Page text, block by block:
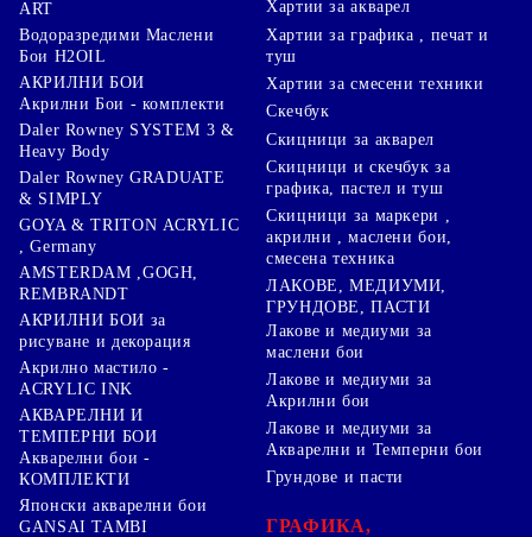
ART
Водоразредими Маслени
Бои H2OIL
АКРИЛНИ БОИ
Акрилни Бои - комплекти
Daler Rowney SYSTEM 3 &
Heavy Body
Daler Rowney GRADUATE
& SIMPLY
GOYA & TRITON АCRYLIC
, Germany
AMSTERDAM ,GOGH,
REMBRANDT
АКРИЛНИ БОИ за
рисуване и декорация
Акрилно мастило -
ACRYLIC INK
АКВАРЕЛНИ И
ТЕМПЕРНИ БОИ
Акварелни бои -
КОМПЛЕКТИ
Японски акварелни бои
GANSAI TAMBI
Хартии за акварел
Хартии за графика , печат и
туш
Хартии за смесени техники
Скечбук
Скицници за акварел
Скицници и скечбук за
графика, пастел и туш
Скицници за маркери ,
акрилни , маслени бои,
смесена техника
ЛАКОВЕ, МЕДИУМИ,
ГРУНДОВЕ, ПАСТИ
Лакове и медиуми за
маслени бои
Лакове и медиуми за
Акрилни бои
Лакове и медиуми за
Акварелни и Темперни бои
Грундове и пасти
ГРАФИКА,